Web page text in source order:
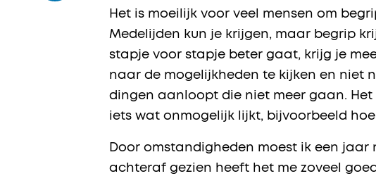
Het is moeilijk voor veel mensen om
Medelijden kun je krijgen, maar begrip
stapje voor stapje beter gaat, krijg je
naar de mogelijkheden te kijken en niet
dingen aanloopt die niet meer gaan.
iets wat onmogelijk lijkt, bijvoorbeeld
Door omstandigheden moest ik een
achteraf gezien heeft het me zoveel